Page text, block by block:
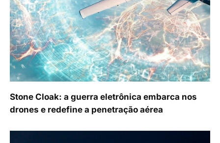
Stone Cloak: a guerra eletrônica embarca nos
drones e redefine a penetração aérea